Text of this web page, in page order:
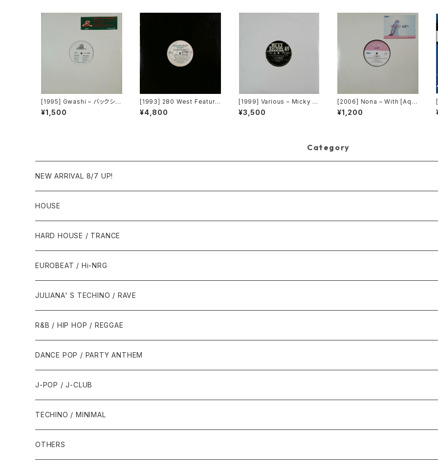
[1995] Gwashi – バックシャ
ン [Heavy Shit]
¥1,500
[1993] 280 West Featurin
g Diamond Temple – Lov
e's Masquerade [Kaleidi
¥4,800
[1999] Various – Micky R
ecord Vol. 49 [Micky Rec
ords Inc.][PROMO]
¥3,500
[2006] Nona – With [Aqu
a][PROMO]
¥1,200
Category
NEW ARRIVAL 8/7 UP!
HOUSE
1980年代
1987年・以前
1988年
1990年代
1990年
1991年
1996年
2000年代
2000年
2001年
2010年代
2010年
2011年
HARD HOUSE / TRANCE
1990年代
1994年・以前
1995年
2000年代
2000年
2001年
EUROBEAT / Hi-NRG
1980年代
1986年・以前
1987年
1990年代
1990年
1991年
2000年代
JULIANA' S TECHINO / RAVE
1990年代
1990年
1991年
2000年代
2000年
2001年
R&B / HIP HOP / REGGAE
1980年代
1985年・以前
1986年
1990年代
1990年
1991年
2000年代
2000年
DANCE POP / PARTY ANTHEM
1980年代
1988年・以前
1989年
1990年代
1990年
2000年代
J-POP / J-CLUB
1980年代
1990年代
TECHINO / MINIMAL
OTHERS